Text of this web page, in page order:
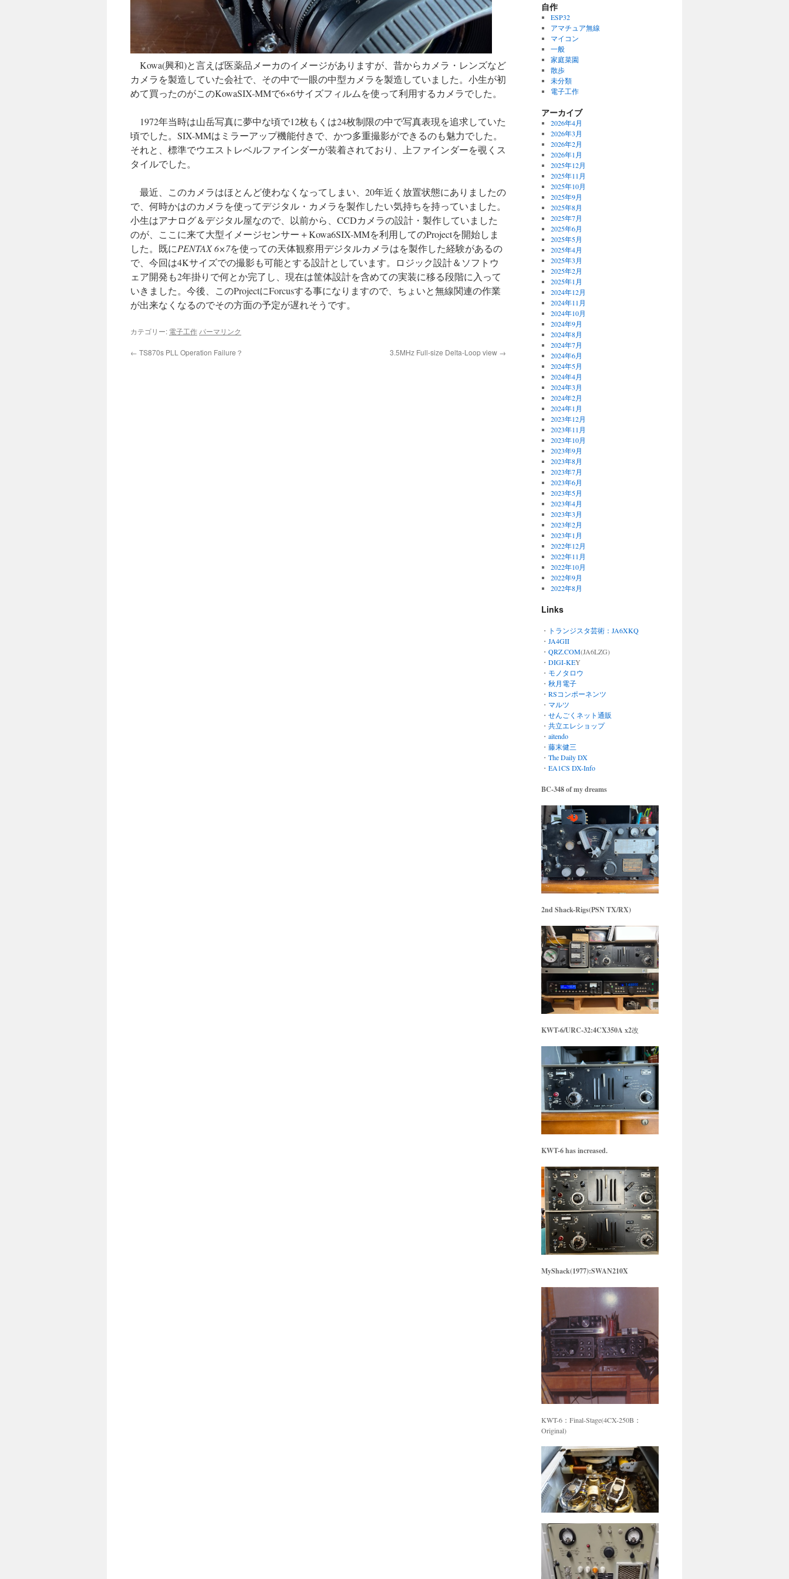
Kowa(興和)と言えば医薬品メーカのイメージがありますが、昔からカメラ・レンズなど
カメラを製造していた会社で、その中で一眼の中型カメラを製造していました。小生が初
めて買ったのがこのKowaSIX-MMで6×6サイズフィルムを使って利用するカメラでした。
1972年当時は山岳写真に夢中な頃で12枚もくは24枚制限の中で写真表現を追求していた
頃でした。SIX-MMはミラーアップ機能付きで、かつ多重撮影ができるのも魅力でした。
それと、標準でウエストレベルファインダーが装着されており、上ファインダーを覗くス
タイルでした。
最近、このカメラはほとんど使わなくなってしまい、20年近く放置状態にありましたの
で、何時かはのカメラを使ってデジタル・カメラを製作したい気持ちを持っていました。
小生はアナログ＆デジタル屋なので、以前から、CCDカメラの設計・製作していました
のが、ここに来て大型イメージセンサー＋Kowa6SIX-MMを利用してのProjectを開始しま
した。既にPENTAX 6×7を使っての天体観察用デジタルカメラはを製作した経験があるの
で、今回は4Kサイズでの撮影も可能とする設計としています。ロジック設計＆ソフトウ
ェア開発も2年掛りで何とか完了し、現在は筐体設計を含めての実装に移る段階に入って
いきました。今後、このProjectにForcusする事になりますので、ちょいと無線関連の作業
が出来なくなるのでその方面の予定が遅れそうです。
カテゴリー: 電子工作 パーマリンク
← TS870s PLL Operation Failure？ 3.5MHz Full-size Delta-Loop view →
自作
ESP32
アマチュア無線
マイコン
一般
家庭菜園
散歩
未分類
電子工作
アーカイブ
2026年4月
2026年3月
2026年2月
2026年1月
2025年12月
2025年11月
2025年10月
2025年9月
2025年8月
2025年7月
2025年6月
2025年5月
2025年4月
2025年3月
2025年2月
2025年1月
2024年12月
2024年11月
2024年10月
2024年9月
2024年8月
2024年7月
2024年6月
2024年5月
2024年4月
2024年3月
2024年2月
2024年1月
2023年12月
2023年11月
2023年10月
2023年9月
2023年8月
2023年7月
2023年6月
2023年5月
2023年4月
2023年3月
2023年2月
2023年1月
2022年12月
2022年11月
2022年10月
2022年9月
2022年8月
Links
・ トランジスタ芸術：JA6XKQ
・ JA4GII
・ QRZ.COM(JA6LZG)
・ DIGI-KEY
・ モノタロウ
・ 秋月電子
・ RSコンポーネンツ
・ マルツ
・ せんごくネット通販
・ 共立エレショップ
・ aitendo
・ 藤末健三
・ The Daily DX
・ EA1CS DX-Info
BC-348 of my dreams
2nd Shack-Rigs(PSN TX/RX)
KWT-6/URC-32:4CX350A x2改
KWT-6 has increased.
MyShack(1977):SWAN210X
KWT-6：Final-Stage(4CX-250B：
Original)